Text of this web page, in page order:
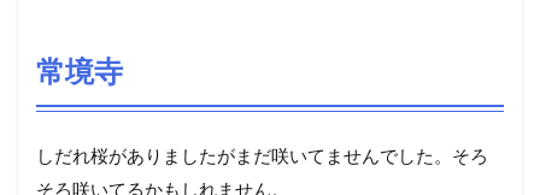
常境寺
しだれ桜がありましたがまだ咲いてませんでした。そろ
そろ咲いてるかもしれません。